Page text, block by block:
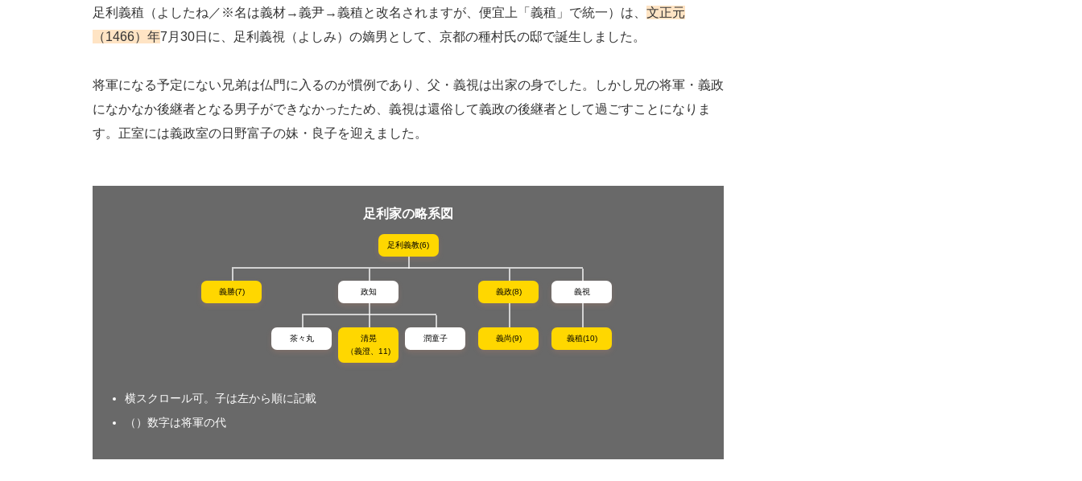
足利義稙（よしたね／※名は義材→義尹→義稙と改名されますが、便宜上「義稙」で統一）は、 文正元
（1466）年7月30日に、足利義視（よしみ）の嫡男として、京都の種村氏の邸で誕生しました。
将軍になる予定にない兄弟は仏門に入るのが慣例であり、父・義視は出家の身でした。しかし兄の将軍・義政
になかなか後継者となる男子ができなかったため、義視は還俗して義政の後継者として過ごすことになりま
す。正室には義政室の日野富子の妹・良子を迎えました。
足利家の略系図
足利義教(6)
義勝(7) 政知
茶々丸
清晃
（義澄、11)
潤童子
義政(8)
義尚(9)
義視
義稙(10)
横スクロール可。子は左から順に記載
（）数字は将軍の代